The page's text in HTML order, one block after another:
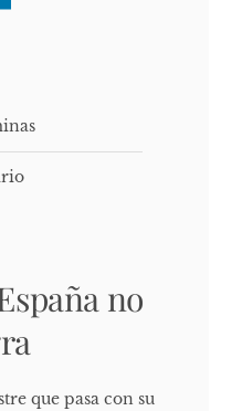
no
que pasa con su